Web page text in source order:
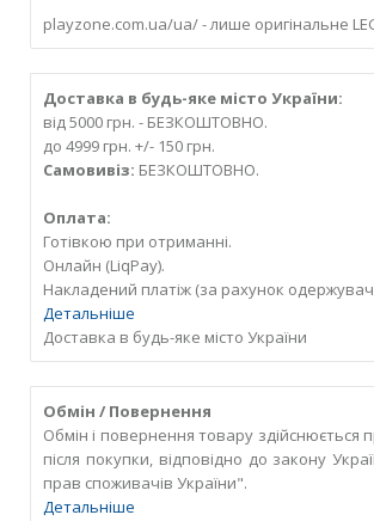
playzone.com.ua/ua/ - лише оригінальне
Доставка в будь-яке місто України:
від 5000 грн. - БЕЗКОШТОВНО.
до 4999 грн. +/- 150 грн.
Самовивіз: БЕЗКОШТОВНО.
Оплата:
Готівкою при отриманні.
Онлайн (LiqPay).
Накладений платіж (за рахунок
Детальніше
Доставка в будь-яке місто України
Обмін / Повернення
Обмін і повернення товару здійснюється
після покупки, відповідно до закону
прав споживачів України".
Детальніше